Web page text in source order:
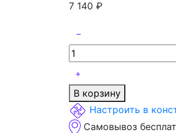
7 140 ₽
В корзину
Настроить в
Самовывоз